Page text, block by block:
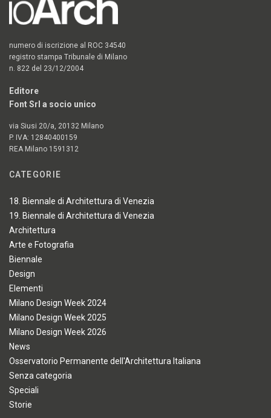
numero di iscrizione al ROC 34540
registro stampa Tribunale di Milano
n. 822 del 23/12/2004
Editore
Font Srl a socio unico
via Siusi 20/a, 20132 Milano
P. IVA: 12840400159
REA Milano 1591312
CATEGORIE
18. Biennale di Architettura di Venezia
19. Biennale di Architettura di Venezia
Architettura
Arte e Fotografia
Biennale
Design
Elementi
Milano Design Week 2024
Milano Design Week 2025
Milano Design Week 2026
News
Osservatorio Permanente dell'Architettura Italiana
Senza categoria
Speciali
Storie